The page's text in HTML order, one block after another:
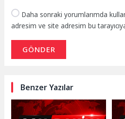
Daha sonraki yorumlarımda
adresim ve site adresim bu
GÖNDER
Benzer Yazılar